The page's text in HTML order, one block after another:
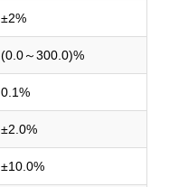
±2%
(0.0～300.0)%
0.1%
±2.0%
±10.0%